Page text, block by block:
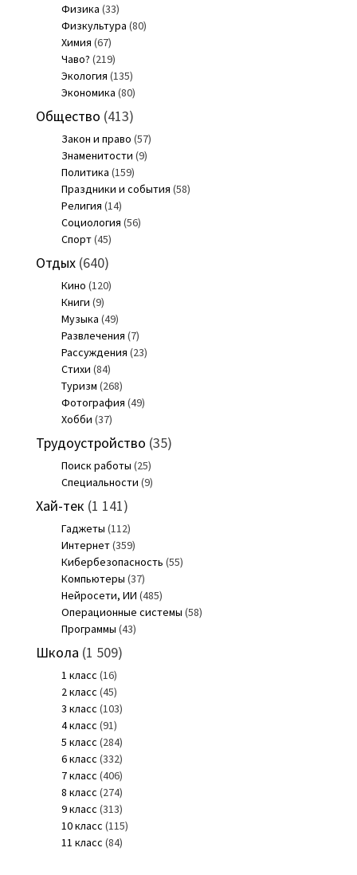
Физика (33)
Физкультура (80)
Химия (67)
Чаво? (219)
Экология (135)
Экономика (80)
Общество (413)
Закон и право (57)
Знаменитости (9)
Политика (159)
Праздники и события (58)
Религия (14)
Социология (56)
Спорт(45)
Отдых(640)
Кино (120)
Книги (9)
Музыка (49)
Развлечения (7)
Рассуждения (23)
Стихи (84)
Туризм (268)
Фотография (49)
Хобби (37)
Трудоустройство (35)
Поиск работы (25)
Специальности (9)
Хай-тек (1 141)
Гаджеты (112)
Интернет(359)
Кибербезопасность (55)
Компьютеры (37)
Нейросети, ИИ (485)
Операционные системы (58)
Программы (43)
Школа (1 509)
1 класс (16)
2 класс (45)
3 класс (103)
4 класс (91)
5 класс (284)
6 класс (332)
7 класс (406)
8 класс (274)
9 класс (313)
10 класс (115)
11 класс (84)